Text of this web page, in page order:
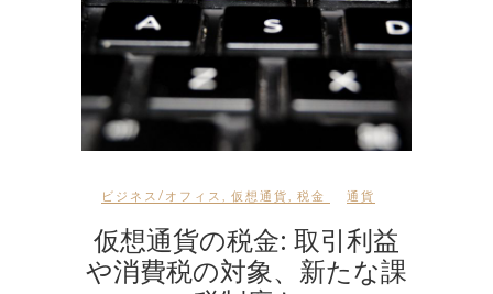
ビジネス/オフィス 仮想通貨 税金 通貨
仮想通貨の税金: 取引利益
や消費税の対象、新たな課